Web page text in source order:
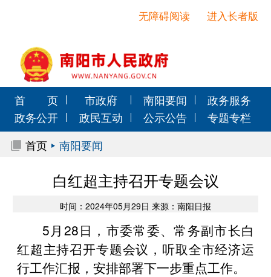
进入长者版
无障碍阅读
首 页 市政府 南阳要闻
政务服务
政务公开
政民互动 公示公告
专题专栏
首页
南阳要闻
白红超主持召开专题会议
时间：2024年05月29日 来源：南阳日报
5月28日，市委常委、常务副市长白
红超主持召开专题会议，听取全市经济运
行工作汇报，安排部署下一步重点工作。